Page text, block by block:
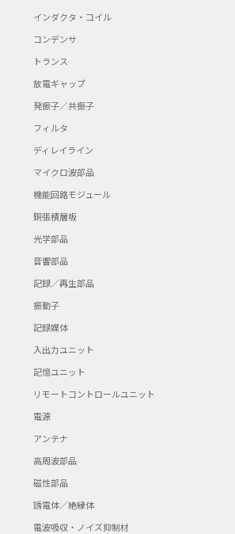
インダクタ・コイル
コンデンサ
トランス
放電ギャップ
発振子／共振子
フィルタ
ディレイライン
マイクロ波部品
機能回路モジュール
銅張積層板
光学部品
音響部品
記録／再生部品
振動子
記録媒体
入出力ユニット
記憶ユニット
リモートコントロールユニット
電源
アンテナ
高周波部品
磁性部品
誘電体／絶縁体
電波吸収・ノイズ抑制材